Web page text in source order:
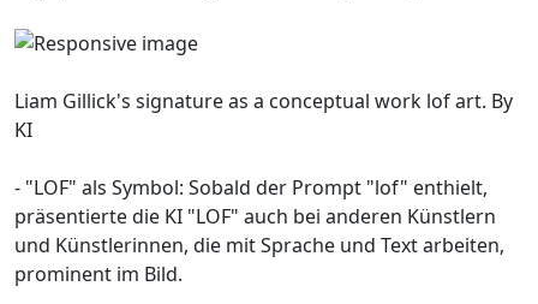
Liam Gillick's signature as a conceptual work lof art. By
KI
- "LOF" als Symbol: Sobald der Prompt "lof" enthielt,
präsentierte die KI "LOF" auch bei anderen Künstlern
und Künstlerinnen, die mit Sprache und Text arbeiten,
prominent im Bild.